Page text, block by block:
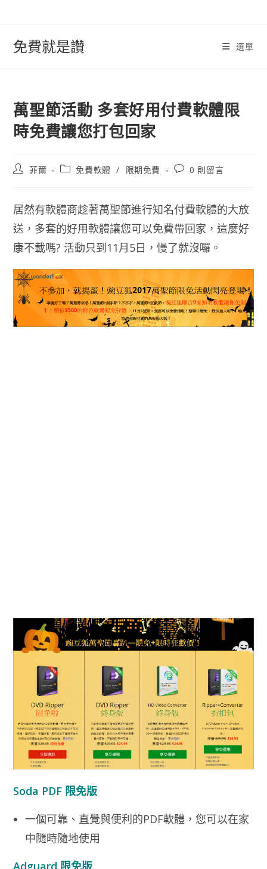
免費就是讚 選單
萬聖節活動 多套好用付費軟體限
時免費讓您打包回家
文
者:
菲爾
文
別:
免費軟體 / 限期免費
文
論：
0 則留言
居然有軟體商趁著萬聖節進行知名付費軟體的大放
送，多套的好用軟體讓您可以免費帶回家，這麼好
康不載嗎? 活動只到11月5日，慢了就沒囉。
Soda PDF 限免版
一個可靠、直覺與便利的PDF軟體，您可以在家
中隨時隨地使用
Adguard 限免版